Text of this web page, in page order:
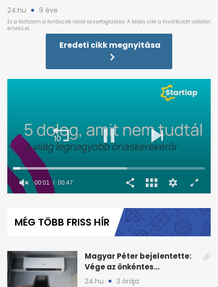
24.hu 9 éve
Eredeti cikk megnyitása
47
seconds
00:02 00:47
MÉG TÖBB FRISS HÍR
Magyar Péter bejelentette:
Vége az önkéntes
fogyasztáscsökkentésnek
24.hu 3 órája